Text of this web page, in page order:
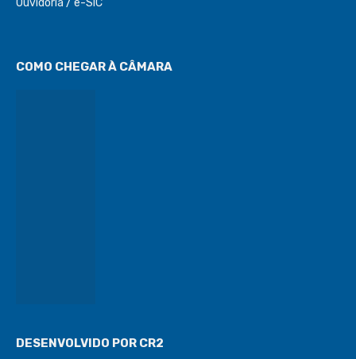
Ouvidoria / e-SIC
COMO CHEGAR À CÂMARA
DESENVOLVIDO POR CR2